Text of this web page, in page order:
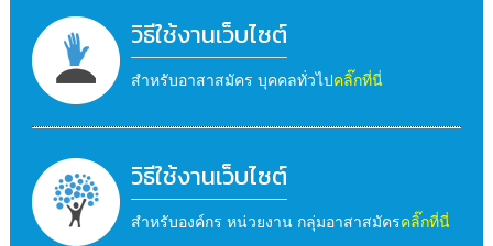
วิธีใช้งานเว็บไซต์
สำหรับอาสาสมัคร บุคคลทั่วไปคลิ๊กที่นี่
วิธีใช้งานเว็บไซต์
สำหรับองค์กร หน่วยงาน กลุ่มอาสาสมัครคลิ๊กที่นี่